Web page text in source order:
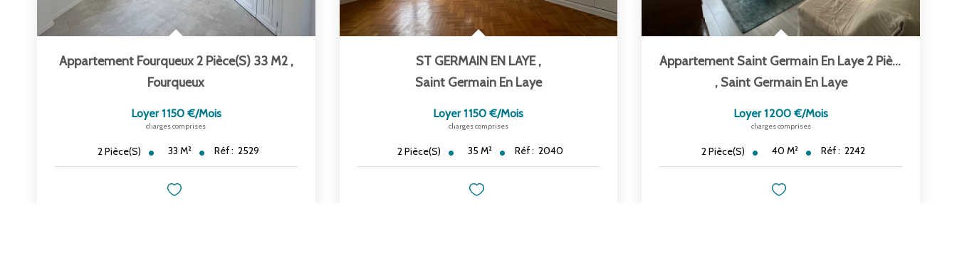
Appartement Fourqueux 2 Pièce(s) 33 M2 ,
Fourqueux
Loyer 1 150 €/mois
charges comprises
2Pièce(s) 33 M² Réf : 2529
ST GERMAIN EN LAYE ,
Saint Germain En Laye
Loyer 1 150 €/mois
charges comprises
2Pièce(s) 35M² Réf : 2040
Appartement Saint Germain En Laye 2 Pièce(s) Meublé
, Saint Germain En Laye
Loyer 1 200 €/mois
charges comprises
2Pièce(s) 40 M² Réf : 2242